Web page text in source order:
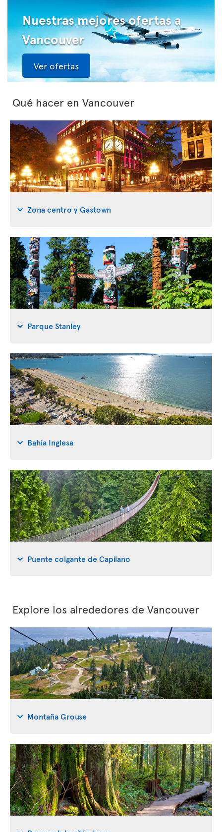
Nuestras mejores ofertas a
Vancouver
Ver ofertas
Qué hacer en Vancouver
Zona centro y Gastown
Parque Stanley
Bahía Inglesa
Puente colgante de Capilano
Explore los alrededores de Vancouver
Montaña Grouse